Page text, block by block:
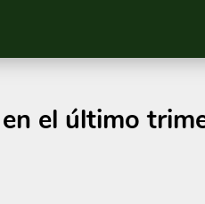
el último